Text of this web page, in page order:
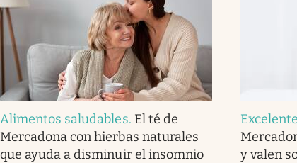
Alimentos saludables. El té de
Mercadona con hierbas naturales
que ayuda a disminuir el insomnio
y valen